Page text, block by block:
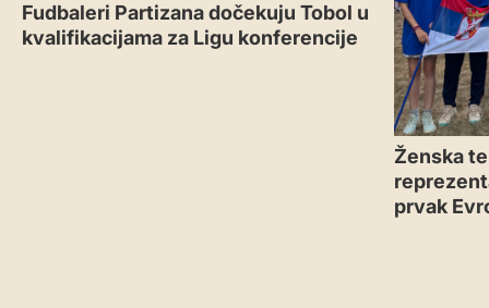
Fudbaleri Partizana dočekuju Tobol u
kvalifikacijama za Ligu konferencije
Ženska
prvak